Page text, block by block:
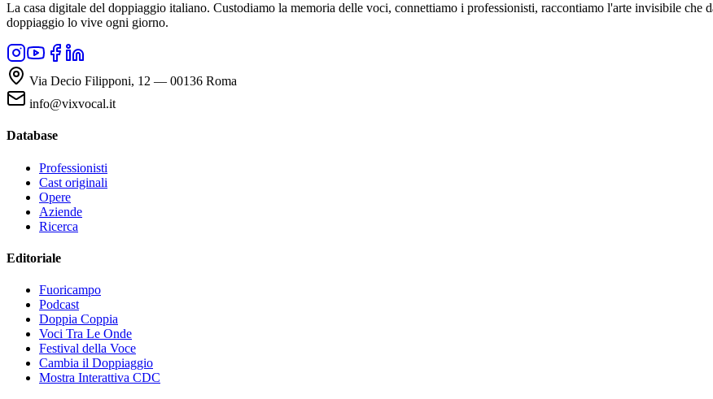
La casa digitale del doppiaggio italiano. Custodiamo la memoria delle voci, connettiamo i professionisti, raccontiamo l'arte invisibile che
doppiaggio lo vive ogni giorno.
Via Decio Filipponi, 12 — 00136 Roma
info@vixvocal.it
Database
Professionisti
Cast originali
Opere
Aziende
Ricerca
Editoriale
Fuoricampo
Podcast
Doppia Coppia
Voci Tra Le Onde
Festival della Voce
Cambia il Doppiaggio
Mostra Interattiva CDC